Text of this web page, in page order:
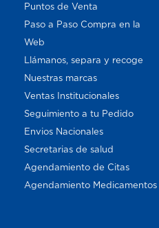
Puntos de Venta
Paso a Paso Compra en la
Web
Llámanos, separa y recoge
Nuestras marcas
Ventas Institucionales
Seguimiento a tu Pedido
Envios Nacionales
Secretarias de salud
Agendamiento de Citas
Agendamiento Medicamentos